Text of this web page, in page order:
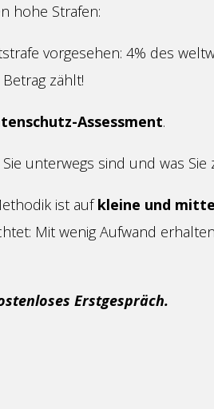
hohe Strafen:
vorgesehen: 4% des
zählt!
Assessment.
unterwegs sind und was
ist aufkleine und
Mit wenig Aufwand
Erstgespräch.